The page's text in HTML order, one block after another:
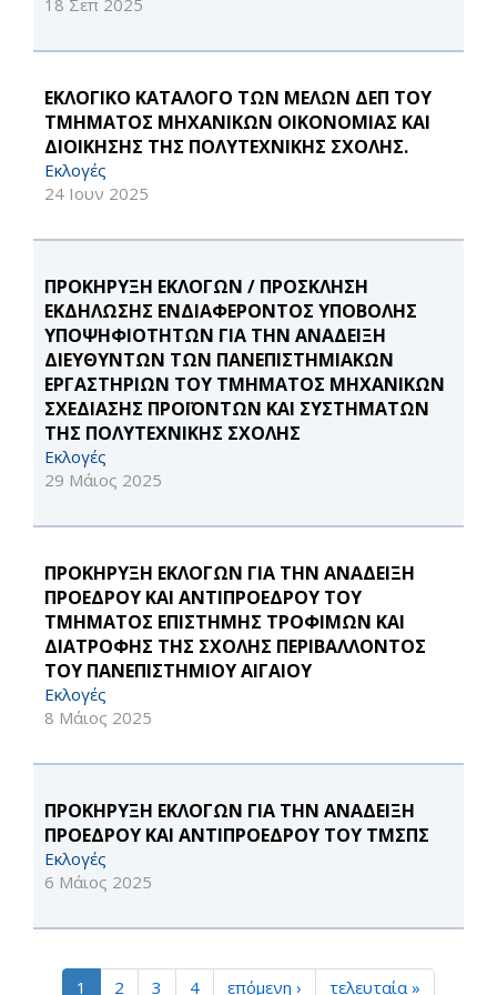
18 Σεπ 2025
ΕΚΛΟΓΙΚΟ ΚΑΤΑΛΟΓΟ ΤΩΝ ΜΕΛΩΝ ΔΕΠ ΤΟΥ
ΤΜΗΜΑΤΟΣ ΜΗΧΑΝΙΚΩΝ ΟΙΚΟΝΟΜΙΑΣ ΚΑΙ
ΔΙΟΙΚΗΣΗΣ ΤΗΣ ΠΟΛΥΤΕΧΝΙΚΗΣ ΣΧΟΛΗΣ.
Εκλογές
24 Ιουν 2025
ΠΡΟΚΗΡΥΞΗ ΕΚΛΟΓΩΝ / ΠΡΟΣΚΛΗΣΗ
ΕΚΔΗΛΩΣΗΣ ΕΝΔΙΑΦΕΡΟΝΤΟΣ ΥΠΟΒΟΛΗΣ
ΥΠΟΨΗΦΙΟΤΗΤΩΝ ΓΙΑ ΤΗΝ ΑΝΑΔΕΙΞΗ
ΔΙΕΥΘΥΝΤΩΝ ΤΩΝ ΠΑΝΕΠΙΣΤΗΜΙΑΚΩΝ
ΕΡΓΑΣΤΗΡΙΩΝ ΤΟΥ ΤΜΗΜΑΤΟΣ ΜΗΧΑΝΙΚΩΝ
ΣΧΕΔΙΑΣΗΣ ΠΡΟΪΟΝΤΩΝ ΚΑΙ ΣΥΣΤΗΜΑΤΩΝ
ΤΗΣ ΠΟΛΥΤΕΧΝΙΚΗΣ ΣΧΟΛΗΣ
Εκλογές
29 Μάιος 2025
ΠΡΟΚΗΡΥΞΗ ΕΚΛΟΓΩΝ ΓΙΑ ΤΗΝ ΑΝΑΔΕΙΞΗ
ΠΡΟΕΔΡΟΥ ΚΑΙ ΑΝΤΙΠΡΟΕΔΡΟΥ ΤΟΥ
ΤΜΗΜΑΤΟΣ ΕΠΙΣΤΗΜΗΣ ΤΡΟΦΙΜΩΝ ΚΑΙ
ΔΙΑΤΡΟΦΗΣ ΤΗΣ ΣΧΟΛΗΣ ΠΕΡΙΒΑΛΛΟΝΤΟΣ
ΤΟΥ ΠΑΝΕΠΙΣΤΗΜΙΟΥ ΑΙΓΑΙΟΥ
Εκλογές
8 Μάιος 2025
ΠΡΟΚΗΡΥΞΗ ΕΚΛΟΓΩΝ ΓΙΑ ΤΗΝ ΑΝΑΔΕΙΞΗ
ΠΡΟΕΔΡΟΥ ΚΑΙ ΑΝΤΙΠΡΟΕΔΡΟΥ ΤΟΥ ΤΜΣΠΣ
Εκλογές
6 Μάιος 2025
1 2 3 4 επόμενη › τελευταία »